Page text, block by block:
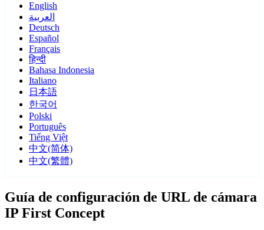
English
العربية
Deutsch
Español
Français
हिन्दी
Bahasa Indonesia
Italiano
日本語
한국어
Polski
Português
Tiếng Việt
中文(简体)
中文(繁體)
Guía de configuración de URL de cámara
IP First Concept